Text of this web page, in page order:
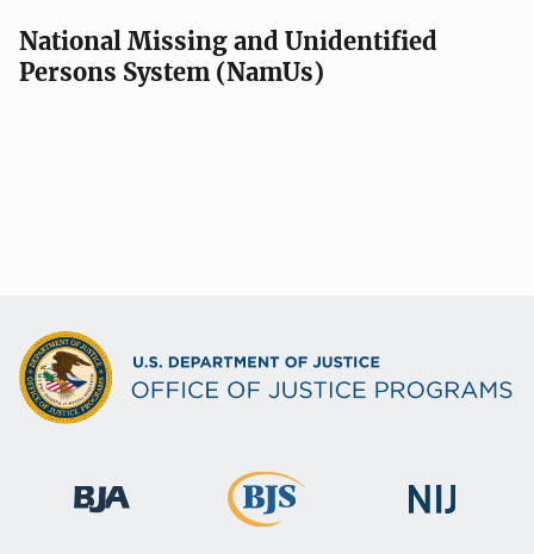
National Missing and Unidentified
Persons System (NamUs)